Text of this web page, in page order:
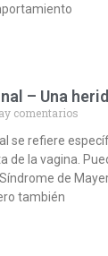
– Una
comentarios
de la vagina.
de
también